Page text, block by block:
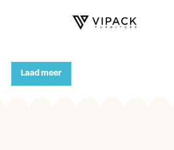
Laad meer